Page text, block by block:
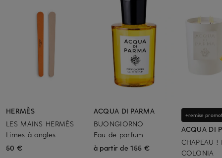
HERMÈS
LES MAINS HERMÈS
Limes à ongles
50 €
ACQUA DI PARMA
BUONGIORNO
Eau de parfum
à partir de 155 €
+remise
ACQUA DI
CHAPEAU !
COLONIA